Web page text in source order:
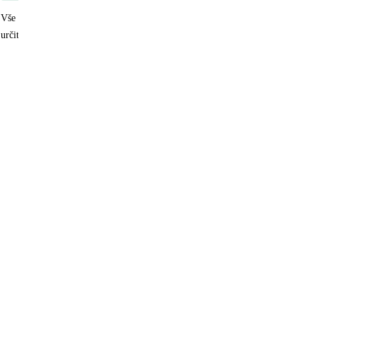
Vše dobré ,dobře organizovaný,super průvodce,mladý šikovný vše řešil s humorem a
určitě doporučuji